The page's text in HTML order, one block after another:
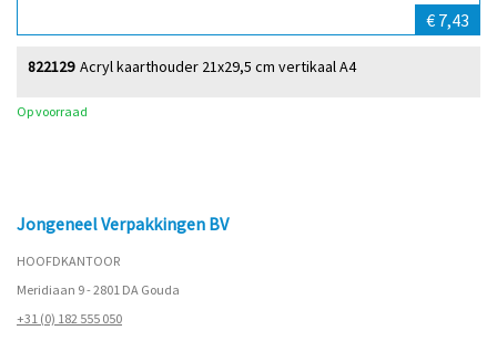
€ 7,43
Acryl kaarthouder 21x29,5 cm vertikaal A4
822129
Op voorraad
Jongeneel Verpakkingen BV
HOOFDKANTOOR
Meridiaan 9 - 2801 DA Gouda
+31 (0) 182 555 050